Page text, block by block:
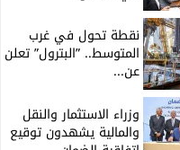
​نقطة تحول في غرب
المتوسط.. ”البترول” تعلن
عن...
​وزراء الاستثمار والنقل
والمالية يشهدون توقيع